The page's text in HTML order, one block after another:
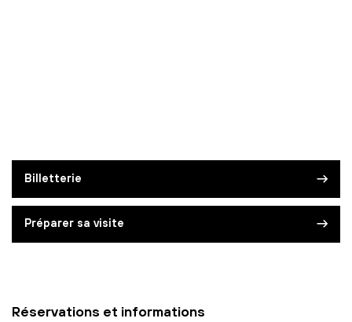
Billetterie
Préparer sa visite
Réservations et informations